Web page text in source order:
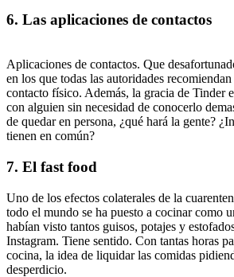
6. Las aplicaciones de contactos
Aplicaciones de contactos. Que
en los que todas las autoridades
contacto físico. Además, la gracia de Tinder
con alguien sin necesidad de conocerlo
de quedar en persona, ¿qué hará la gente?
tienen en común?
7. El fast food
Uno de los efectos colaterales de la
todo el mundo se ha puesto a cocinar como
habían visto tantos guisos, potajes y
Instagram. Tiene sentido. Con tantas horas
cocina, la idea de liquidar las comidas
desperdicio.